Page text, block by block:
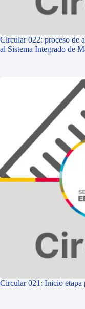
Circular 022: proceso de
al Sistema Integrado de
Circular 021: Inicio etapa